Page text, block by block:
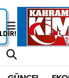
Nöbetçi